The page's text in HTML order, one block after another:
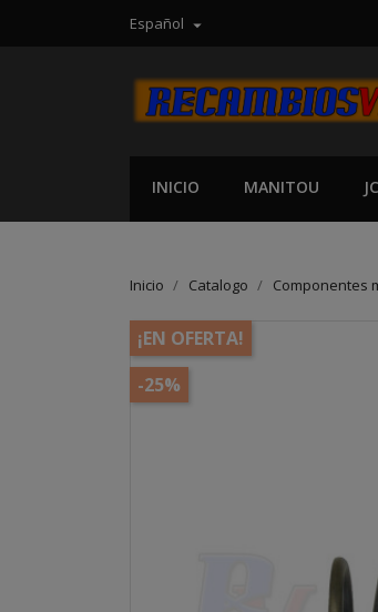
Español 
INICIO MANITOU
Inicio Catalogo Componentes
¡EN OFERTA!
-25%